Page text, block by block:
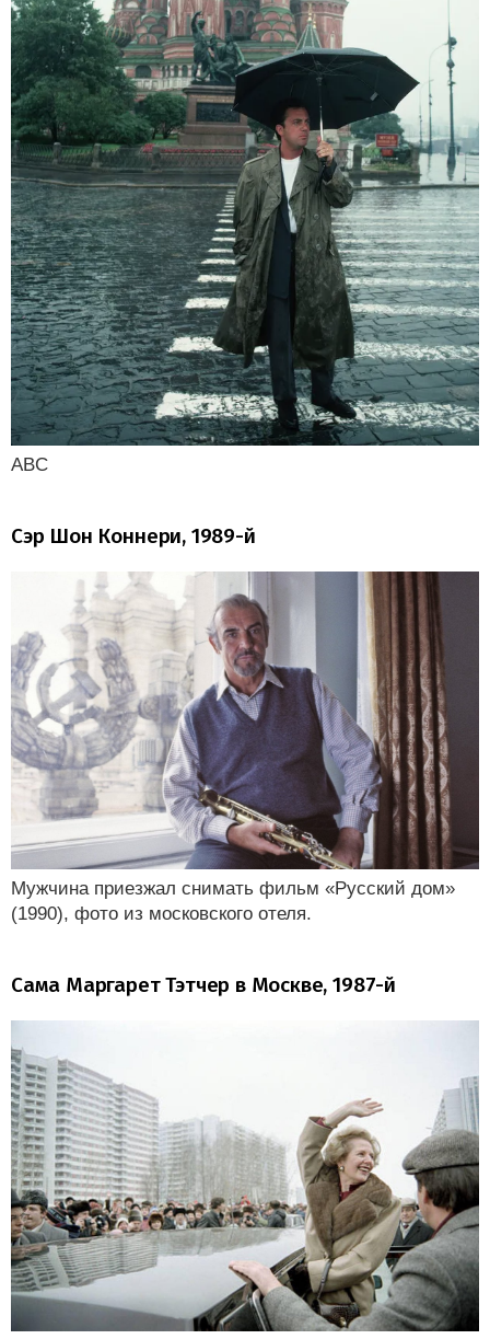
ABC
Сэр Шон Коннери, 1989-й
Мужчина приезжал снимать фильм «Русский дом»
(1990), фото из московского отеля.
Сама Маргарет Тэтчер в Москве, 1987-й